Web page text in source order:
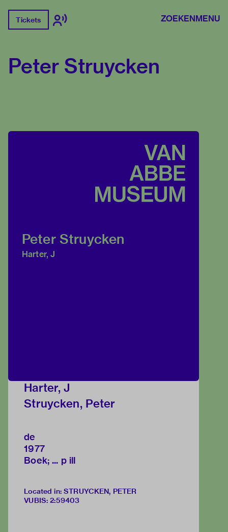
Tickets ZOEKENMENU
Peter Struycken
Peter Struycken
Harter, J
Harter, J
Struycken, Peter
de
1977
Boek; ... p ill
Located in: STRUYCKEN, PETER
VUBIS: 2:59403